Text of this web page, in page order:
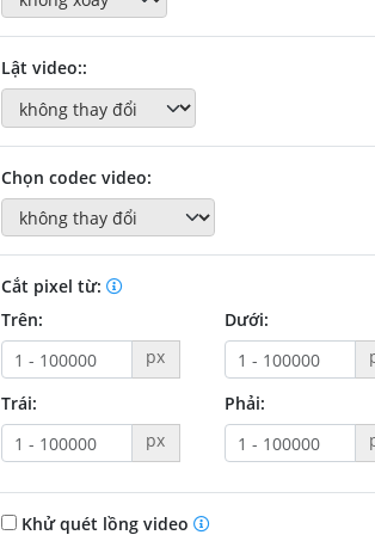
Lật video::
Chọn codec video:
Cắt pixel từ:
Trên:
px
Dưới:
Trái:
px
Phải:
Khử quét lồng video